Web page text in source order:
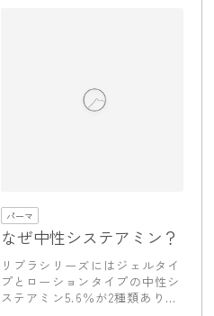
パーマ
なぜ中性システアミン？
リブラシリーズにはジェルタイ
プとローションタイプの中性シ
ステアミン5.6％が2種類ありま